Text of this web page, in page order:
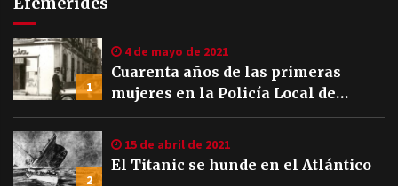
1
4 de mayo de 2021
Cuarenta años de las primeras
mujeres en la Policía Local de
Sevilla
2
15 de abril de 2021
El Titanic se hunde en el Atlántico